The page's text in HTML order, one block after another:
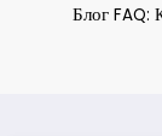
Блог FAQ: